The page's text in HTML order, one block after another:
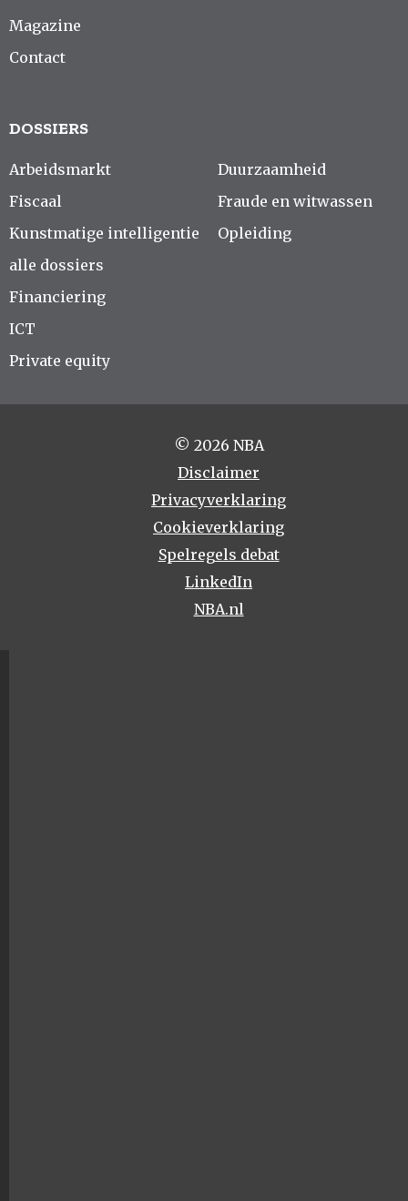
Magazine
Contact
DOSSIERS
Arbeidsmarkt
Fiscaal
Kunstmatige intelligentie
alle dossiers
Duurzaamheid
Fraude en witwassen
Opleiding
Financiering
ICT
Private equity
© 2026 NBA
Disclaimer
Privacyverklaring
Cookieverklaring
Spelregels debat
LinkedIn
NBA.nl